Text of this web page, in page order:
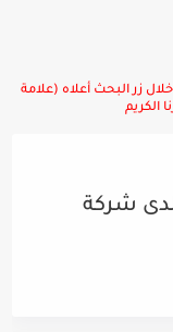
زر البحث أعلاه (علامة
الكريم
شركة